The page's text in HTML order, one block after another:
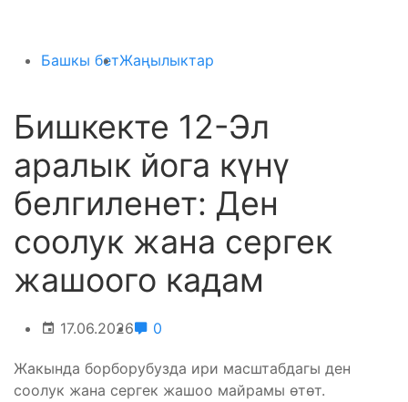
Башкы бетЖаңылыктар
Бишкекте 12-Эл
аралык йога күнү
белгиленет: Ден
соолук жана сергек
жашоого кадам
17.06.2026 0
Жакында борборубузда ири масштабдагы ден
соолук жана сергек жашоо майрамы өтөт.